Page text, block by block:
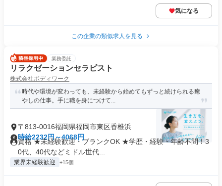
気になる
この企業の類似求人を見る
業務委託
リラクゼーションセラピスト
株式会社ボディワーク
時代や環境が変わっても、未経験から始めてもずっと続けられる癒
やしの仕事。手に職を身につけて...
〒813-0016福岡県福岡市東区香椎浜
時給2232円～4068円
資格 ★未経験歓迎・ブランクOK ★学歴・経験・年齢不問！3
0代、40代などミドル世代...
業界未経験歓迎 +15個